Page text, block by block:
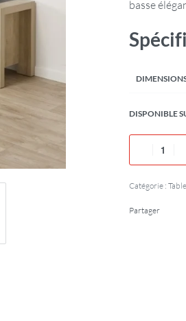
basse
DISPONIBLE
Catégorie :
Partager